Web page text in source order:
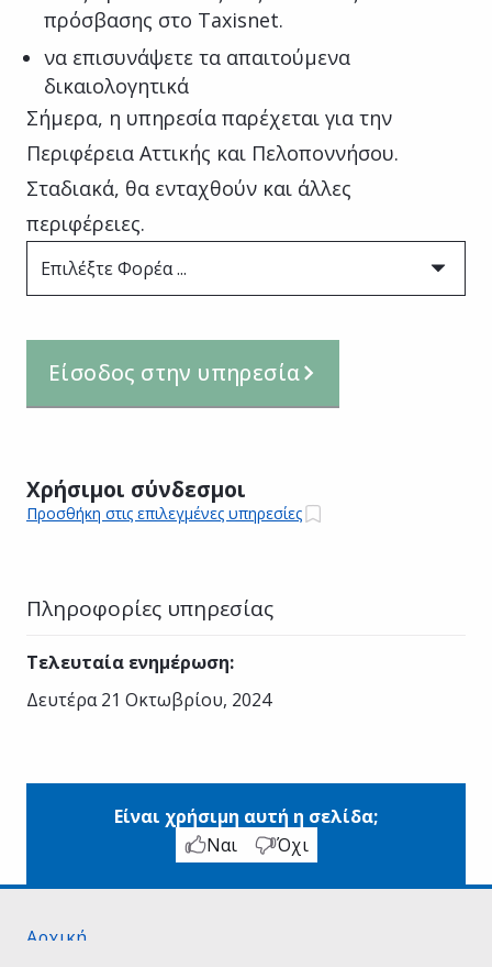
πρόσβασης στο Taxisnet.
να επισυνάψετε τα απαιτούμενα
δικαιολογητικά
Σήμερα, η υπηρεσία παρέχεται για την
Περιφέρεια Αττικής και Πελοποννήσου.
Σταδιακά, θα ενταχθούν και άλλες
περιφέρειες.
Επιλέξτε Φορέα ...
Είσοδος στην υπηρεσία
Χρήσιμοι σύνδεσμοι
Προσθήκη στις επιλεγμένες υπηρεσίες
Πληροφορίες υπηρεσίας
Τελευταία ενημέρωση:
Δευτέρα 21 Οκτωβρίου, 2024
Είναι χρήσιμη αυτή η σελίδα;
Ναι
Όχι
Αρχική